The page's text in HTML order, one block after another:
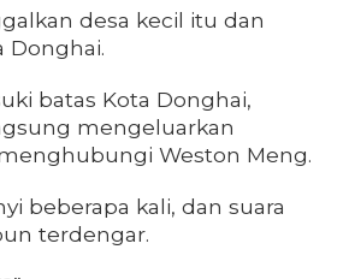
desa kecil itu dan
Donghai.
batas Kota Donghai,
mengeluarkan
Weston Meng.
beberapa kali, dan suara
terdengar.